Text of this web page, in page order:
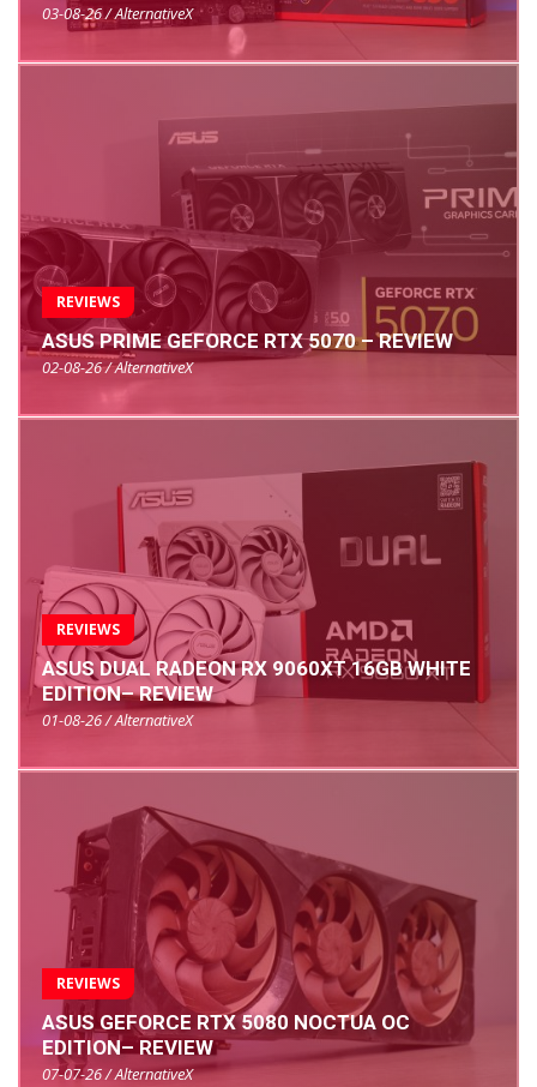
03-08-26 / AlternativeX
REVIEWS
ASUS PRIME GEFORCE RTX 5070 – REVIEW
02-08-26 / AlternativeX
REVIEWS
ASUS DUAL RADEON RX 9060XT 16GB WHITE
EDITION– REVIEW
01-08-26 / AlternativeX
REVIEWS
ASUS GEFORCE RTX 5080 NOCTUA OC
EDITION– REVIEW
07-07-26 / AlternativeX